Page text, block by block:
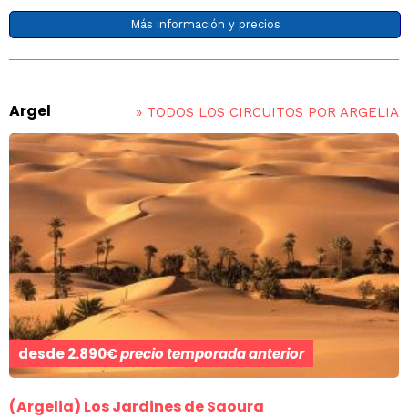
Más información y precios
» TODOS LOS CIRCUITOS POR ARGELIA
Argel
desde2.890€precio temporada anterior
(Argelia) Los Jardines de Saoura